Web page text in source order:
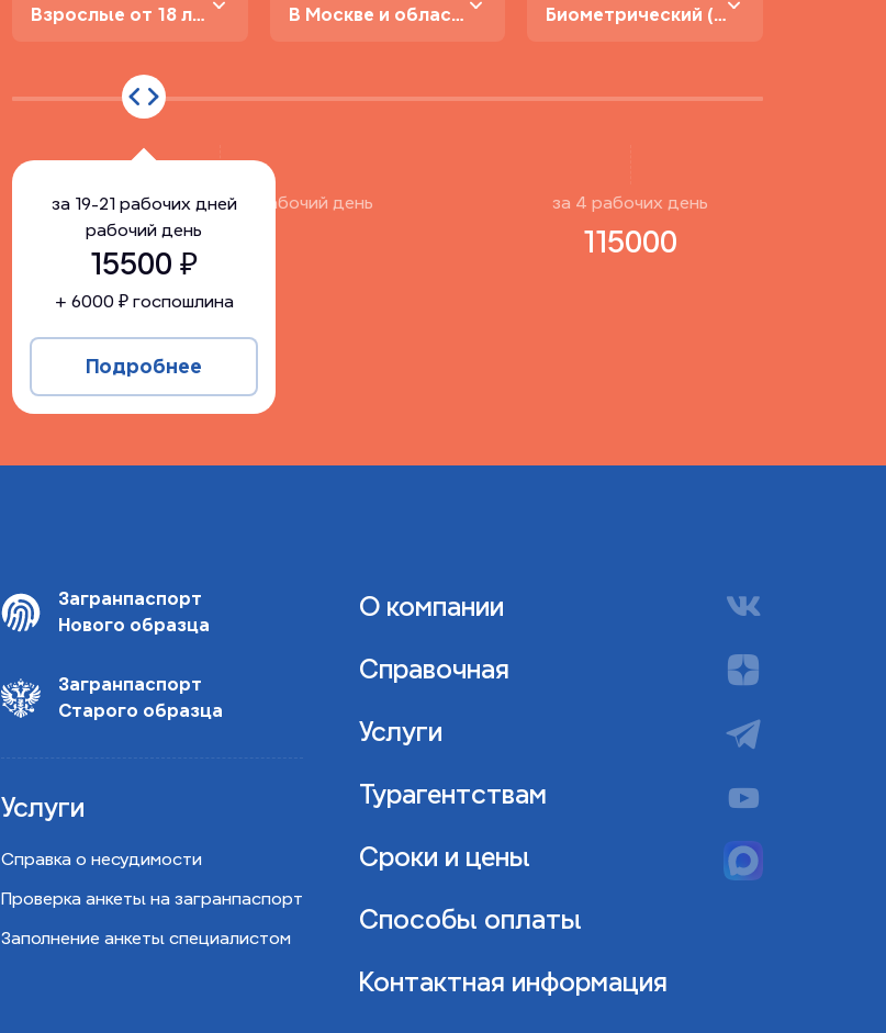
Взрослые от 18 лет В Москве и области Биометрический (нового образца)
за19-21 рабочих дней рабочий день
15500
за 4 рабочиx день
115000
за 19-21 рабочих дней
рабочий день
15500 ₽
+ 6000₽ госпошлина
Подробнее
Загранпаспорт
Нового образца
Загранпаспорт
Старого образца
Услуги
Справка о несудимости
Проверка анкеты на загранпаспорт
Заполнение анкеты специалистом
О компании
Справочная
Услуги
Турагентствам
Сроки и цены
Способы оплаты
Контактная информация